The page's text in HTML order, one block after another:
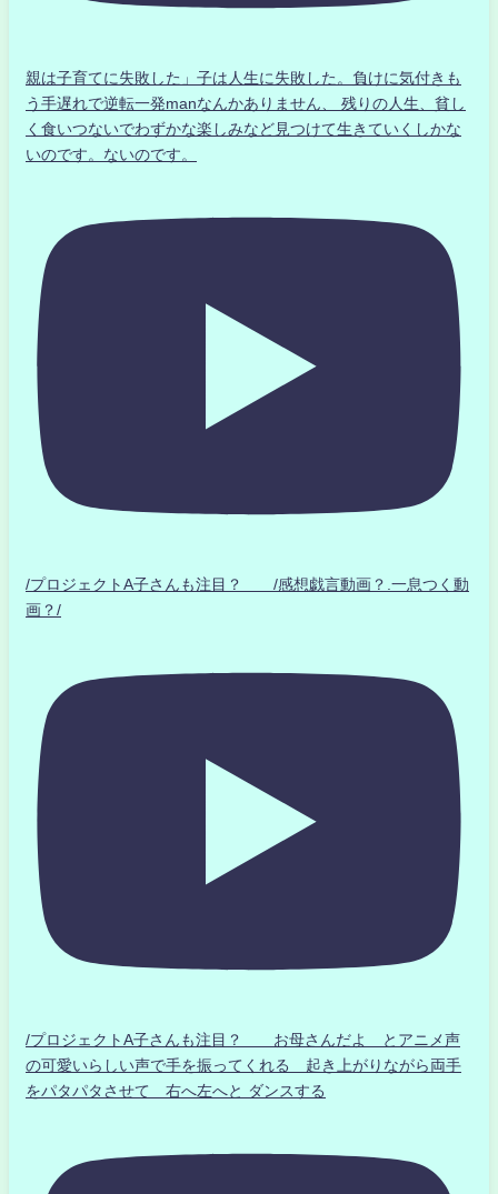
親は子育てに失敗した」子は人生に失敗した。負けに気付きも
う手遅れで逆転一発manなんかありません、 残りの人生、貧し
く食いつないでわずかな楽しみなど見つけて生きていくしかな
いのです。ないのです。
/プロジェクトA子さんも注目？ /感想戯言動画？.一息つく動
画？/
/プロジェクトA子さんも注目？ お母さんだよ とアニメ声
の可愛いらしい声で手を振ってくれる 起き上がりながら両手
をパタパタさせて 右へ左へと ダンスする